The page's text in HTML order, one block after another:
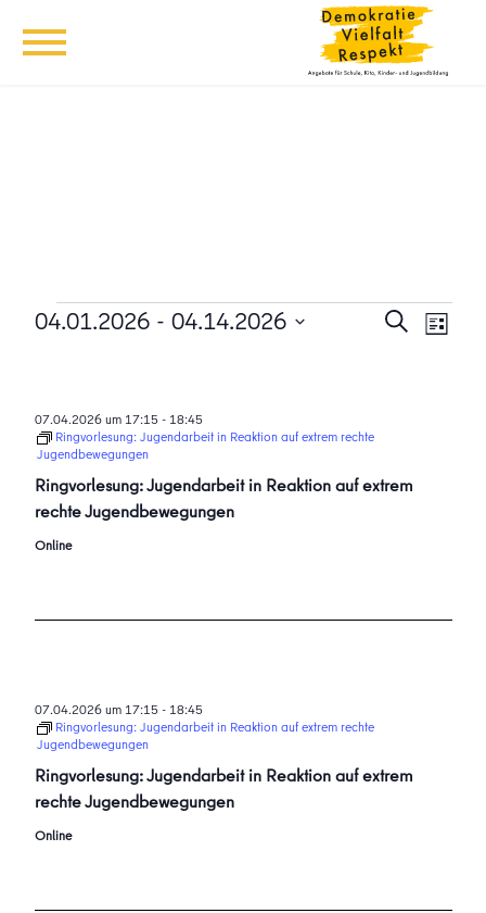
Veranstaltungen SucheListe
04.01.2026 - 04.14.2026
Ringvorlesung: Jugendarbeit in Reaktion auf extrem
rechte Jugendbewegungen
07.04.2026 um 17:15- 18:45
Ringvorlesung: Jugendarbeit in Reaktion auf extrem rechte
Jugendbewegungen
Online
Ringvorlesung: Jugendarbeit in Reaktion auf extrem
rechte Jugendbewegungen
07.04.2026 um 17:15- 18:45
Ringvorlesung: Jugendarbeit in Reaktion auf extrem rechte
Jugendbewegungen
Online